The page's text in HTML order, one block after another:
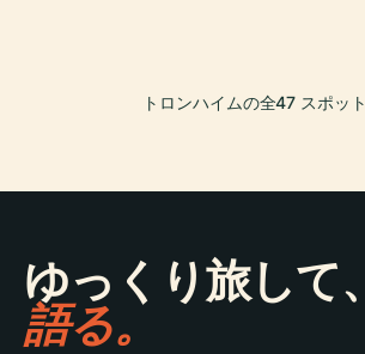
トロンハイムの全47 スポット
ゆっくり旅して、
語る。